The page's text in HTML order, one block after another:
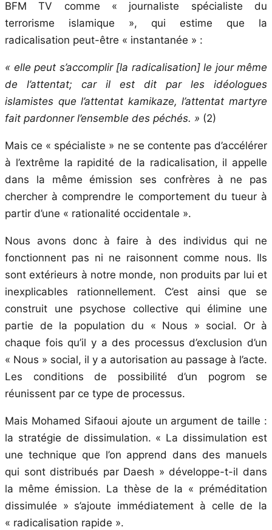
BFM TV comme « journaliste spécialiste du
terrorisme islamique », qui estime que la
radicalisation peut-être « instantanée » :
« elle peut s’accomplir [la radicalisation] le jour même
de l’attentat; car il est dit par les idéologues
islamistes que l’attentat kamikaze, l’attentat martyre
fait pardonner l’ensemble des péchés. » (2)
Mais ce « spécialiste » ne se contente pas d’accélérer
à l’extrême la rapidité de la radicalisation, il appelle
dans la même émission ses confrères à ne pas
chercher à comprendre le comportement du tueur à
partir d’une « rationalité occidentale ».
Nous avons donc à faire à des individus qui ne
fonctionnent pas ni ne raisonnent comme nous. Ils
sont extérieurs à notre monde, non produits par lui et
inexplicables rationnellement. C’est ainsi que se
construit une psychose collective qui élimine une
partie de la population du « Nous » social. Or à
chaque fois qu’il y a des processus d’exclusion d’un
« Nous » social, il y a autorisation au passage à l’acte.
Les conditions de possibilité d’un pogrom se
réunissent par ce type de processus.
Mais Mohamed Sifaoui ajoute un argument de taille :
la stratégie de dissimulation. « La dissimulation est
une technique que l’on apprend dans des manuels
qui sont distribués par Daesh » développe-t-il dans
la même émission. La thèse de la « préméditation
dissimulée » s’ajoute immédiatement à celle de la
« radicalisation rapide ».